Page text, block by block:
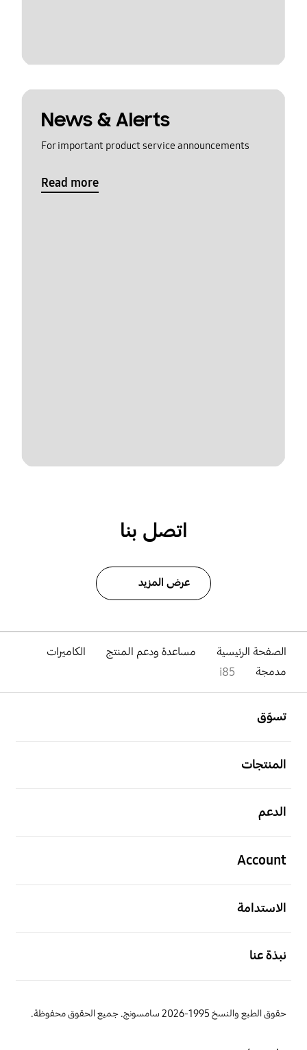
News & Alerts
For important product service announcements
Read more
اتصل بنا
عرض المزيد
الصفحة الرئيسية مساعدة ودعم المنتج
الكاميرات
مدمجة
i85
تسوّق
المنتجات
الدعم
Account
الاستدامة
نبذة عنا
حقوق الطبع والنسخ 1995-2026 سامسونج. جميع الحقوق محفوظة.